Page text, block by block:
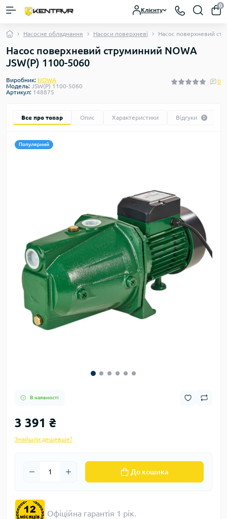
Клієнту
0
Насосне обладнання Насоси поверхневі Насос поверхневий
Насос поверхневий струминний NOWA
JSW(P) 1100-5060
Виробник: NOWA
Модель: JSW(P) 1100-5060
Артикул: 148875
0
Все про товар Опис Характеристики Відгуки 0
Популярний
В наявності
3 391 ₴
Знайшли дешевше?
До кошика
Офіційна гарантія 1 рік.